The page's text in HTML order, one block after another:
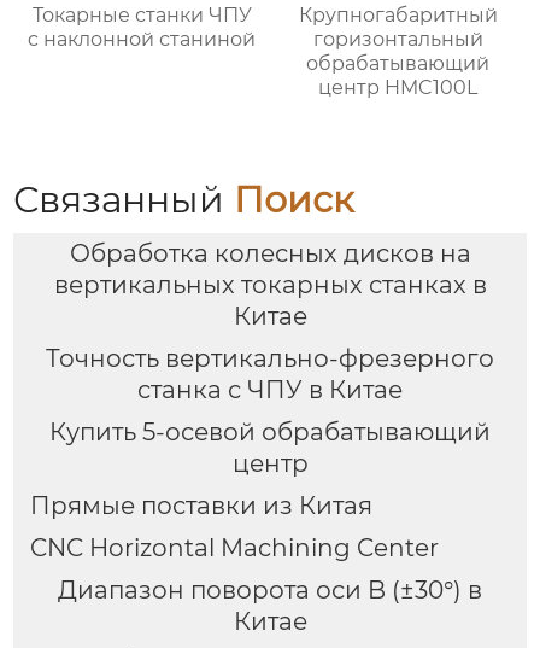
Токарные станки ЧПУ
c наклонной станиной
Крупногабаритный
горизонтальный
обрабатывающий
центр HMC100L
Связанный Поиск
Обработка колесных дисков на
вертикальных токарных станках в
Китае
Точность вертикально-фрезерного
станка с ЧПУ в Китае
Купить 5-осевой обрабатывающий
центр
Прямые поставки из Китая
CNC Horizontal Machining Center
Диапазон поворота оси B (±30°) в
Китае